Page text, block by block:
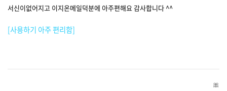
서신이없어지고 이지온메일덕분에 아주편해요 감사합니다 ^^
[사용하기 아주 편리함]
🎀